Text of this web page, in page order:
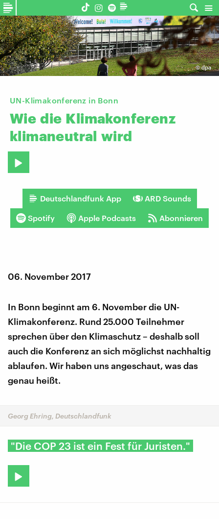
©dpa
UN-Klimakonferenz in Bonn
Wie die Klimakonferenz
klimaneutral wird
Deutschlandfunk App ARD Sounds
Spotify Apple Podcasts Abonnieren
06. November 2017
In Bonn beginnt am 6. November die UN-
Klimakonferenz. Rund 25.000 Teilnehmer
sprechen über den Klimaschutz – deshalb soll
auch die Konferenz an sich möglichst nachhaltig
ablaufen. Wir haben uns angeschaut, was das
genau heißt.
Georg Ehring, Deutschlandfunk
"Die COP 23 ist ein Fest für Juristen."